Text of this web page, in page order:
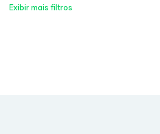
Exibir mais filtros